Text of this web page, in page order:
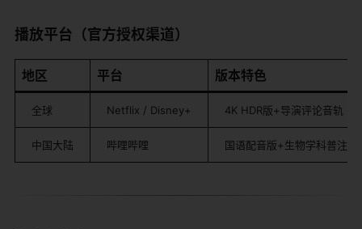
​播放平台（官方授权渠道）​
​地区​ ​平台​ ​版本特色​
全球 Netflix / Disney+ 4K HDR版+导演评论音轨
中国大陆 哔哩哔哩 国语配音版+生物学科普注释